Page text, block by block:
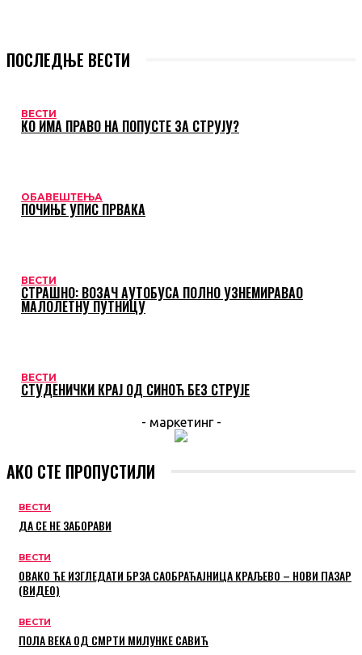
ПОСЛЕДЊЕ ВЕСТИ
ВЕСТИ
КО ИМА ПРАВО НА ПОПУСТЕ ЗА СТРУЈУ?
ОБАВЕШТЕЊА
ПОЧИЊЕ УПИС ПРВАКА
ВЕСТИ
СТРАШНО: ВОЗАЧ АУТОБУСА ПОЛНО УЗНЕМИРАВАО
МАЛОЛЕТНУ ПУТНИЦУ
ВЕСТИ
СТУДЕНИЧКИ КРАЈ ОД СИНОЋ БЕЗ СТРУЈЕ
- маркетинг -
АКО СТЕ ПРОПУСТИЛИ
ВЕСТИ
ДА СЕ НЕ ЗАБОРАВИ
ВЕСТИ
ОВАКО ЋЕ ИЗГЛЕДАТИ БРЗА САОБРАЋАЈНИЦА КРАЉЕВО – НОВИ ПАЗАР
(ВИДЕО)
ВЕСТИ
ПОЛА ВЕКА ОД СМРТИ МИЛУНКЕ САВИЋ